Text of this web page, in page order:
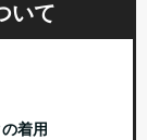
いて
着用